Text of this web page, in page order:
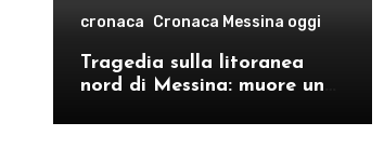
cronaca Cronaca Messina oggi
Tragedia sulla litoranea
nord di Messina: muore un